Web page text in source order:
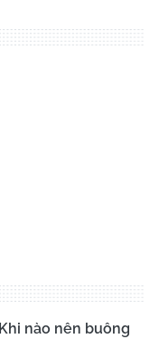
Khi nào nên buông